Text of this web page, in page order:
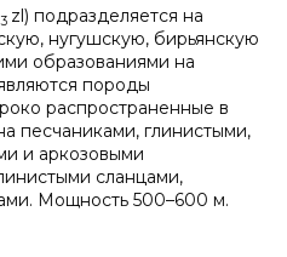
3 zl) подразделяется на
нугушскую, бирьянскую
образованиями на
породы
распространенные в
песчаниками, глинистыми,
и аркозовыми
сланцами,
Мощность 500–600 м.